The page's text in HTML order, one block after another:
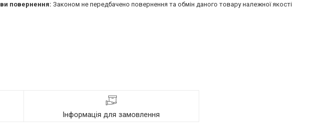
Законом не передбачено повернення та обмін даного товару належної якості
Інформація для замовлення